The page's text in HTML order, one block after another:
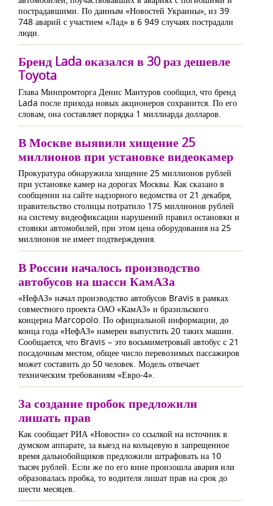
пострадавшими. По данным «Новостей Украины», из 39
748 аварий с участием «Лад» в 6 949 случаях пострадали
люди.
Бренд Lada оказался в 30 раз дешевле
Toyota
Глава Минпромторга Денис Мантуров сообщил, что бренд
Lada после прихода новых акционеров сохранится. По его
словам, она составляет порядка 1 миллиарда долларов.
В Москве выявили хищение 25
миллионов при установке видеокамер
Прокуратура обнаружила хищение 25 миллионов рублей
при установке камер на дорогах Москвы. Как сказано в
сообщении на сайте надзорного ведомства от 21 декабря,
правительство столицы потратило 175 миллионов рублей
на систему видеофиксации нарушений правил остановки и
стоянки автомобилей, при этом цена оборудования на 25
миллионов не имеет подтверждения.
В России началось производство
автобусов на шасси КамАЗа
«НефАЗ» начал производство автобусов Bravis в рамках
совместного проекта ОАО «КамАЗ» и бразильского
концерна Marcopolo. По официальной информации, до
конца года «НефАЗ» намерен выпустить 20 таких машин.
Сообщается, что Bravis – это восьмиметровый автобус с 21
посадочным местом, общее число перевозимых пассажиров
может составить до 50 человек. Модель отвечает
техническим требованиям «Евро-4».
За создание пробок предложили
лишать прав
Как сообщает РИА «Новости» со ссылкой на источник в
думском аппарате, за выезд на кольцевую в запрещенное
время дальнобойщиков предложили штрафовать на 10
тысяч рублей. Если же по его вине произошла авария или
образовалась пробка, то водителя лишат прав на срок до
шести месяцев.